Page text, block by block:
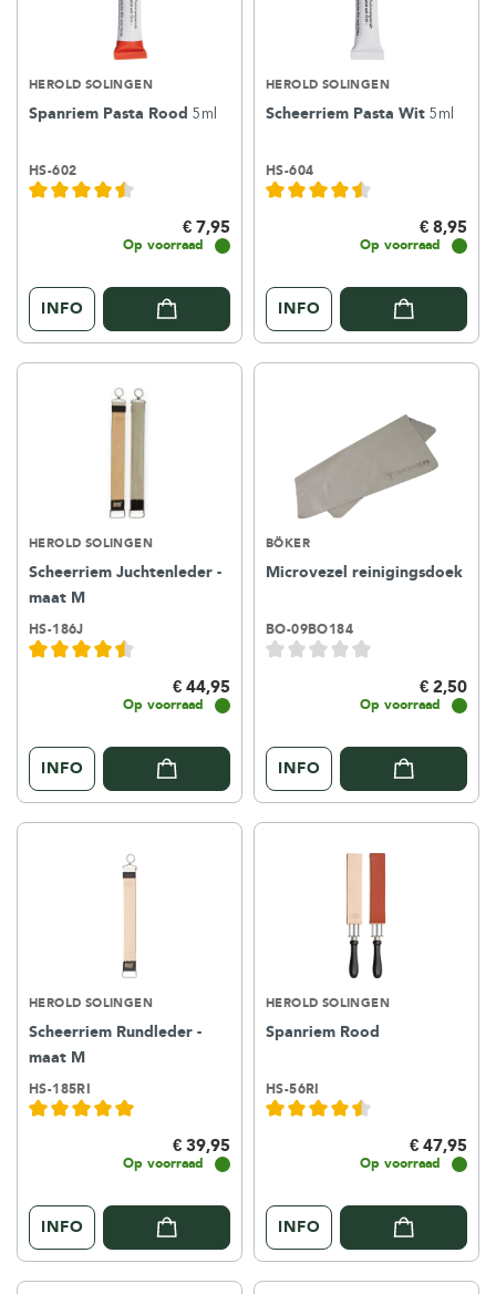
HEROLD SOLINGEN
Spanriem Pasta Rood 5ml
HS-602
€ 7,95
Op voorraad
INFO
HEROLD SOLINGEN
Scheerriem Pasta Wit 5ml
HS-604
€ 8,95
Op voorraad
INFO
HEROLD SOLINGEN
Scheerriem Juchtenleder -
maat M
HS-186J
€ 44,95
Op voorraad
INFO
BÖKER
Microvezel reinigingsdoek
BO-09BO184
€ 2,50
Op voorraad
INFO
HEROLD SOLINGEN
Scheerriem Rundleder -
maat M
HS-185RI
€ 39,95
Op voorraad
INFO
HEROLD SOLINGEN
Spanriem Rood
HS-56RI
€ 47,95
Op voorraad
INFO